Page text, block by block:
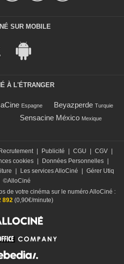
SUR MOBILE
À L'ÉTRANGER
Espagne Beyazperde Turquie
Sensacine México Mexique
Recrutement Publicité CGU CGV
cookies Données Personnelles
Les services AlloCiné
Gérer Utiq
©AlloCiné
de votre cinéma sur le numéro AlloCiné :
892(0,90€/minute)